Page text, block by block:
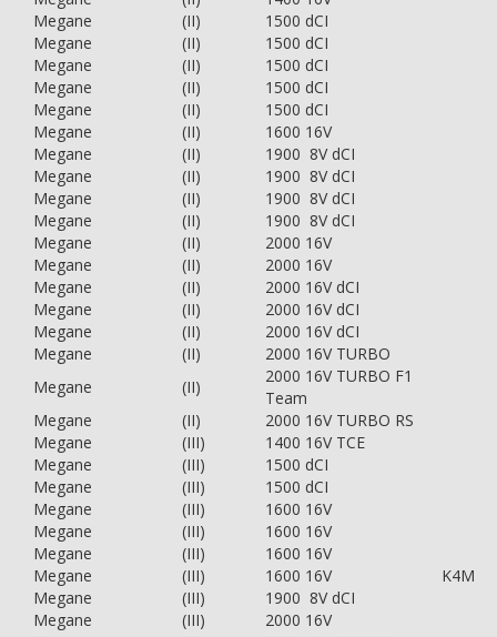
Megane
(II)
1500 dCI
Megane
(II)
1500 dCI
Megane
(II)
1500 dCI
Megane
(II)
1500 dCI
Megane
(II)
1500 dCI
Megane
(II)
1600 16V
Megane
(II)
1900 8V dCI
Megane
(II)
1900 8V dCI
Megane
(II)
1900 8V dCI
Megane
(II)
1900 8V dCI
Megane
(II)
2000 16V
Megane
(II)
2000 16V
Megane
(II)
2000 16V dCI
Megane
(II)
2000 16V dCI
Megane
(II)
2000 16V dCI
Megane
(II)
2000 16V TURBO
Megane
(II)
2000 16V TURBO F1
Team
Megane
(II)
2000 16V TURBO RS
Megane
(III)
1400 16V TCE
Megane
(III)
1500 dCI
Megane
(III)
1500 dCI
Megane
(III)
1600 16V
Megane
(III)
1600 16V
Megane
(III)
1600 16V
Megane
(III) 1600 16V
K4M
Megane
(III)
1900 8V dCI
Megane
(III)
2000 16V